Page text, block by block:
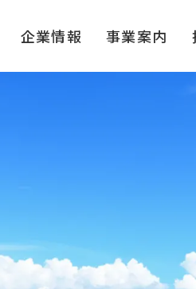
企業情報 事業案内